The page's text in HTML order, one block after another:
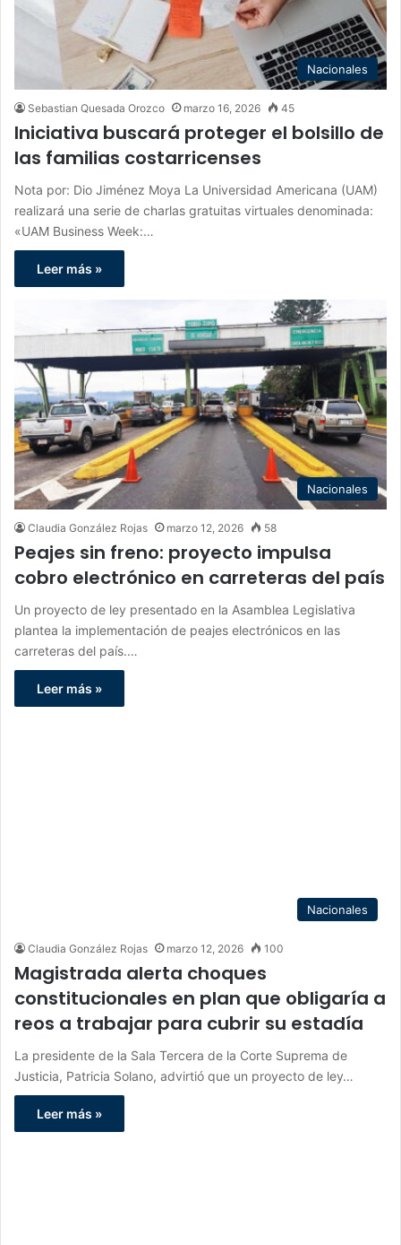
Nacionales
Sebastian Quesada Orozco marzo 16, 2026 45
Iniciativa buscará proteger el bolsillo de
las familias costarricenses
Nota por: Dio Jiménez Moya La Universidad Americana (UAM)
realizará una serie de charlas gratuitas virtuales denominada:
«UAM Business Week:…
Leer más »
Nacionales
Claudia González Rojas marzo 12, 2026 58
Peajes sin freno: proyecto impulsa
cobro electrónico en carreteras del país
Un proyecto de ley presentado en la Asamblea Legislativa
plantea la implementación de peajes electrónicos en las
carreteras del país.…
Leer más »
Nacionales
Claudia González Rojas marzo 12, 2026 100
Magistrada alerta choques
constitucionales en plan que obligaría a
reos a trabajar para cubrir su estadía
La presidente de la Sala Tercera de la Corte Suprema de
Justicia, Patricia Solano, advirtió que un proyecto de ley…
Leer más »